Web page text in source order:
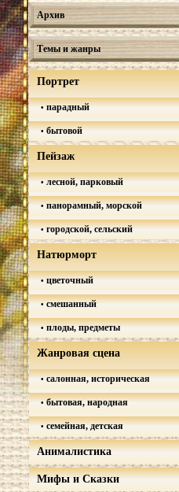
Архив
Темы и жанры
Портрет
парадный
бытовой
Пейзаж
лесной, парковый
панорамный, морской
городской, сельский
Натюрморт
цветочный
смешанный
плоды, предметы
Жанровая сцена
салонная, историческая
бытовая, народная
семейная, детская
Анималистика
Мифы и Сказки